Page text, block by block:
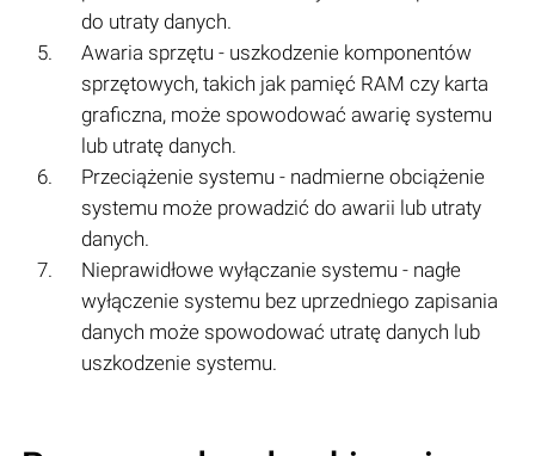
do utraty danych.
Awaria sprzętu - uszkodzenie komponentów
sprzętowych, takich jak pamięć RAM czy karta
graficzna, może spowodować awarię systemu
lub utratę danych.
Przeciążenie systemu - nadmierne obciążenie
systemu może prowadzić do awarii lub utraty
danych.
Nieprawidłowe wyłączanie systemu - nagłe
wyłączenie systemu bez uprzedniego zapisania
danych może spowodować utratę danych lub
uszkodzenie systemu.